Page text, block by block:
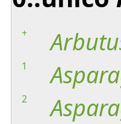
+
1
2